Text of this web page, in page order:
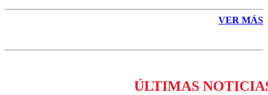
VER MÁS
ÚLTIMAS